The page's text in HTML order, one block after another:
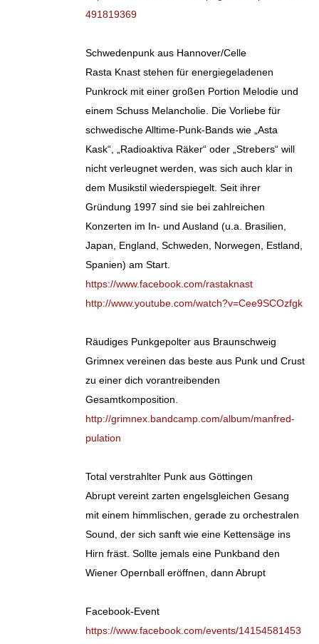
491819369
Schwedenpunk aus Hannover/Celle
Rasta Knast stehen für energiegeladenen
Punkrock mit einer großen Portion Melodie und
einem Schuss Melancholie. Die Vorliebe für
schwedische Alltime-Punk-Bands wie „Asta
Kask“, „Radioaktiva Räker“ oder „Strebers“ will
nicht verleugnet werden, was sich auch klar in
dem Musikstil wiederspiegelt. Seit ihrer
Gründung 1997 sind sie bei zahlreichen
Konzerten im In- und Ausland (u.a. Brasilien,
Japan, England, Schweden, Norwegen, Estland,
Spanien) am Start.
https://www.facebook.com/rastaknast
http://www.youtube.com/watch?v=Cee9SCOzfgk
Räudiges Punkgepolter aus Braunschweig
Grimnex vereinen das beste aus Punk und Crust
zu einer dich vorantreibenden
Gesamtkomposition.
http://grimnex.bandcamp.com/album/manfred-
pulation
Total verstrahlter Punk aus Göttingen
Abrupt vereint zarten engelsgleichen Gesang
mit einem himmlischen, gerade zu orchestralen
Sound, der sich sanft wie eine Kettensäge ins
Hirn fräst. Sollte jemals eine Punkband den
Wiener Opernball eröffnen, dann Abrupt
Facebook-Event
https://www.facebook.com/events/14154581453